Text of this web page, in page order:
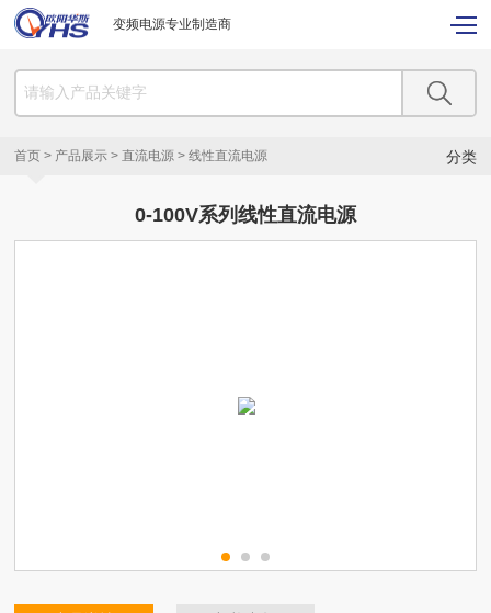
变频电源专业制造商
分类
首页 > 产品展示 >直流电源 >线性直流电源
0-100V系列线性直流电源